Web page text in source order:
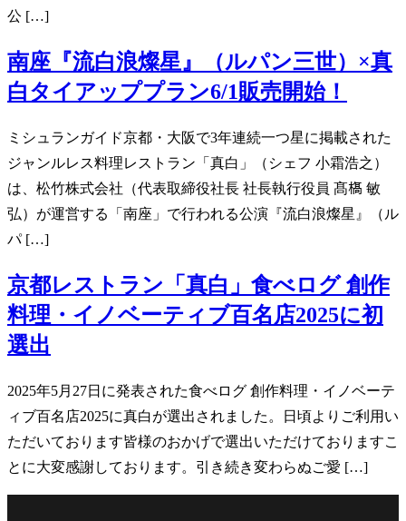
公 […]
南座『流白浪燦星』（ルパン三世）×真
白タイアッププラン6/1販売開始！
ミシュランガイド京都・大阪で3年連続一つ星に掲載された
ジャンルレス料理レストラン「真白」（シェフ 小霜浩之）
は、松竹株式会社（代表取締役社長 社長執行役員 髙𣘺 敏
弘）が運営する「南座」で行われる公演『流白浪燦星』（ル
パ […]
京都レストラン「真白」食べログ 創作
料理・イノベーティブ百名店2025に初
選出
2025年5月27日に発表された食べログ 創作料理・イノベーテ
ィブ百名店2025に真白が選出されました。日頃よりご利用い
ただいております皆様のおかげで選出いただけておりますこ
とに大変感謝しております。引き続き変わらぬご愛 […]